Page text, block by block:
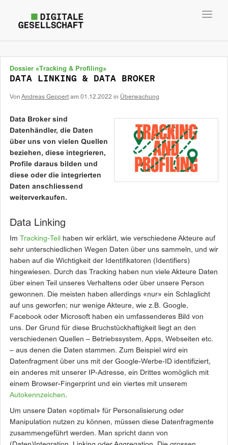
Dossier «Tracking & Profiling»
DATA LINKING & DATA BROKER
Von Andreas Geppert am 01.12.2022 in Überwachung
Data Broker sind
Datenhändler, die Daten
über uns von vielen Quellen
beziehen, diese integrieren,
Profile daraus bilden und
diese oder die integrierten
Daten anschliessend
weiterverkaufen.
Data Linking
Im Tracking-Teil
haben wir erklärt, wie verschiedene Akteure auf
sehr unterschiedlichen Wegen Daten über uns sammeln, und wir
haben auf die Wichtigkeit der Identifikatoren (Identifiers)
hingewiesen. Durch das Tracking haben nun viele Akteure Daten
über einen Teil unseres Verhaltens oder über unsere Person
gewonnen. Die meisten haben allerdings «nur» ein Schlaglicht
auf uns geworfen; nur wenige Akteure, wie z.B. Google,
Facebook oder Microsoft haben ein umfassenderes Bild von
uns. Der Grund für diese Bruchstückhaftigkeit liegt an den
verschiedenen Quellen – Betriebssystem, Apps, Webseiten etc.
– aus denen die Daten stammen. Zum Beispiel wird ein
Datenfragment über uns mit der Google-Werbe-ID identifiziert,
ein anderes mit unserer IP-Adresse, ein Drittes womöglich mit
einem Browser-Fingerprint und ein viertes mit unserem
Autokennzeichen.
Um unsere Daten «optimal» für Personalisierung oder
Manipulation nutzen zu können, müssen diese Datenfragmente
zusammengeführt werden. Man spricht dann von